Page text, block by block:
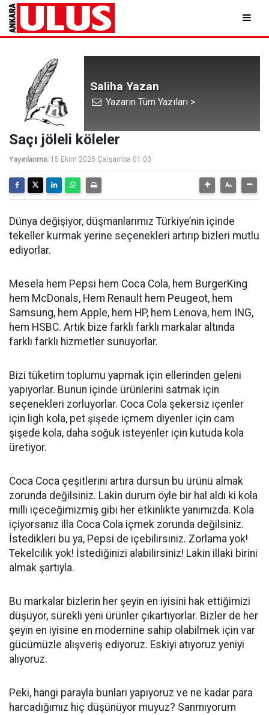
Saliha Yazan
Yazarın Tüm Yazıları >
Saçı jöleli köleler
Yayınlanma: 15 Ekim 2025 Çarşamba 01:00
Dünya değişiyor, düşmanlarımız Türkiye’nin içinde
tekeller kurmak yerine seçenekleri artırıp bizleri mutlu
ediyorlar.
Mesela hem Pepsi hem Coca Cola, hem BurgerKing
hem McDonals, Hem Renault hem Peugeot, hem
Samsung, hem Apple, hem HP, hem Lenova, hem ING,
hem HSBC. Artık bize farklı farklı markalar altında
farklı farklı hizmetler sunuyorlar.
Bizi tüketim toplumu yapmak için ellerinden geleni
yapıyorlar. Bunun içinde ürünlerini satmak için
seçenekleri zorluyorlar. Coca Cola şekersiz içenler
için ligh kola, pet şişede içmem diyenler için cam
şişede kola, daha soğuk isteyenler için kutuda kola
üretiyor.
Coca Coca çeşitlerini artıra dursun bu ürünü almak
zorunda değilsiniz. Lakin durum öyle bir hal aldı ki kola
milli içeceğimizmiş gibi her etkinlikte yanımızda. Kola
içiyorsanız illa Coca Cola içmek zorunda değilsiniz.
İstedikleri bu ya, Pepsi de içebilirsiniz. Zorlama yok!
Tekelcilik yok! İstediğinizi alabilirsiniz! Lakin illaki birini
almak şartıyla.
Bu markalar bizlerin her şeyin en iyisini hak ettiğimizi
düşüyor, sürekli yeni ürünler çıkartıyorlar. Bizler de her
şeyin en iyisine en modernine sahip olabilmek için var
gücümüzle alışveriş ediyoruz. Eskiyi atıyoruz yeniyi
alıyoruz.
Peki, hangi parayla bunları yapıyoruz ve ne kadar para
harcadığımız hiç düşünüyor muyuz? Sanmıyorum